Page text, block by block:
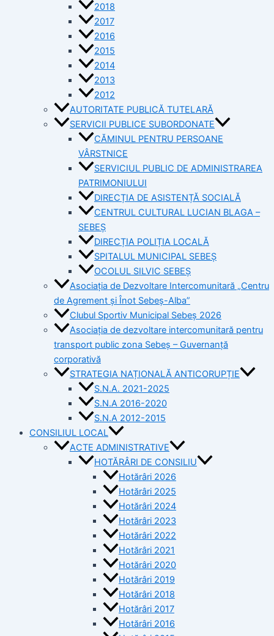
2018
2017
2016
2015
2014
2013
2012
AUTORITATE PUBLICĂ TUTELARĂ
SERVICII PUBLICE SUBORDONATE
CĂMINUL PENTRU PERSOANE
VÂRSTNICE
SERVICIUL PUBLIC DE ADMINISTRAREA
PATRIMONIULUI
DIRECȚIA DE ASISTENȚĂ SOCIALĂ
CENTRUL CULTURAL LUCIAN BLAGA –
SEBEȘ
DIRECȚIA POLIȚIA LOCALĂ
SPITALUL MUNICIPAL SEBEȘ
OCOLUL SILVIC SEBEȘ
Asociația de Dezvoltare Intercomunitară „Centru
de Agrement și Înot Sebeș-Alba”
Clubul Sportiv Municipal Sebeș 2026
Asociația de dezvoltare intercomunitară pentru
transport public zona Sebeș – Guvernanță
corporativă
STRATEGIA NAȚIONALĂ ANTICORUPȚIE
S.N.A. 2021-2025
S.N.A 2016-2020
S.N.A 2012-2015
CONSILIUL LOCAL
ACTE ADMINISTRATIVE
HOTĂRÂRI DE CONSILIU
Hotărâri 2026
Hotărâri 2025
Hotărâri 2024
Hotărâri 2023
Hotărâri 2022
Hotărâri 2021
Hotărâri 2020
Hotărâri 2019
Hotărâri 2018
Hotărâri 2017
Hotărâri 2016